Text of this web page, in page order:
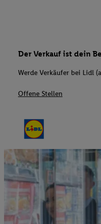
Der Verkauf ist dein
Werde Verkäufer bei Lidl
Offene Stellen